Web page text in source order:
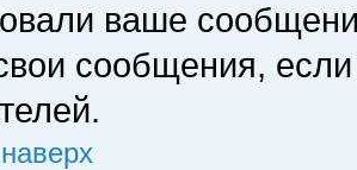
ваше
сообщения,